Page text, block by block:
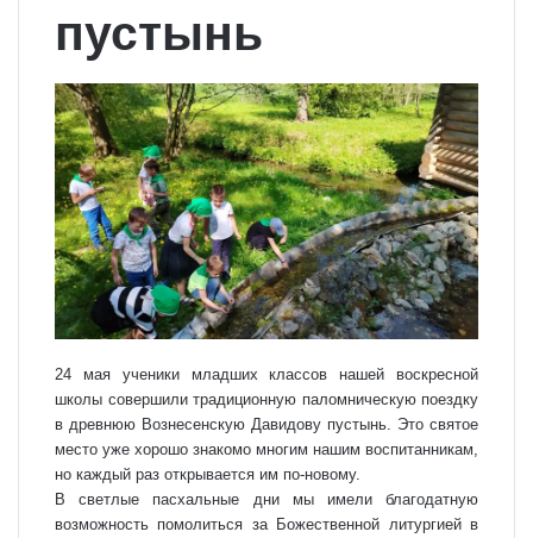
пустынь
24 мая ученики младших классов нашей воскресной
школы совершили традиционную паломническую поездку
в древнюю Вознесенскую Давидову пустынь. Это святое
место уже хорошо знакомо многим нашим воспитанникам,
но каждый раз открывается им по-новому.
В светлые пасхальные дни мы имели благодатную
возможность помолиться за Божественной литургией в